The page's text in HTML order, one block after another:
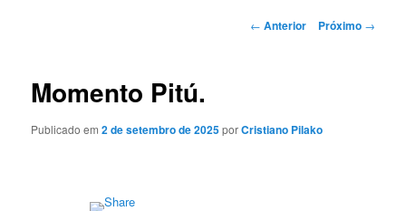
Navegação
← Anterior Próximo →
Momento Pitú.
Publicado em2 de setembro de 2025porCristiano Pilako